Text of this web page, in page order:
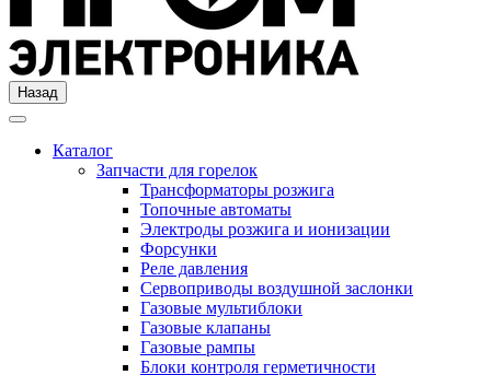
Назад
Каталог
Запчасти для горелок
Трансформаторы розжига
Топочные автоматы
Электроды розжига и ионизации
Форсунки
Реле давления
Сервоприводы воздушной заслонки
Газовые мультиблоки
Газовые клапаны
Газовые рампы
Блоки контроля герметичности